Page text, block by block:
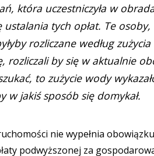
która uczestniczyła w
ustalania tych opłat. Te
rozliczane według
rozliczali by się w aktualnie
to zużycie wody
w jakiś sposób się domykał.
nie wypełnia
podwyższonej za